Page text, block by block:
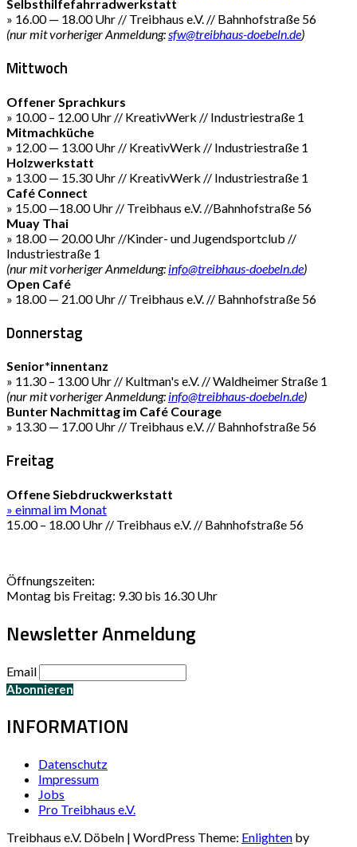
Selbsthilfefahrradwerkstatt
» 16.00 — 18.00 Uhr // Treibhaus e.V. // Bahnhofstraße 56
(nur mit vorheriger Anmeldung:sfw@treibhaus-doebeln.de)
Mittwoch
Offener Sprachkurs
» 10.00 – 12.00 Uhr // KreativWerk // Industriestraße 1
Mitmachküche
» 12.00 — 13.00 Uhr // KreativWerk // Industriestraße 1
Holzwerkstatt
» 13.00 — 15.30 Uhr // KreativWerk // Industriestraße 1
Café Connect
» 15.00 —18.00 Uhr // Treibhaus e.V. //Bahnhofstraße 56
Muay Thai
» 18.00 — 20.00 Uhr //Kinder- und Jugendsportclub //
Industriestraße 1
(nur mit vorheriger Anmeldung: info@treibhaus-doebeln.de)
Open Café
» 18.00 — 21.00 Uhr // Treibhaus e.V. // Bahnhofstraße 56
Donnerstag
Senior*innentanz
» 11.30 – 13.00 Uhr // Kultman's e.V. // Waldheimer Straße 1
(nur mit vorheriger Anmeldung: info@treibhaus-doebeln.de)
Bunter Nachmittag im Café Courage
» 13.30 — 17.00 Uhr // Treibhaus e.V. // Bahnhofstraße 56
Freitag
Offene Siebdruckwerkstatt
» einmal im Monat
15.00 – 18.00 Uhr // Treibhaus e.V. // Bahnhofstraße 56
Öffnungszeiten:
Montag bis Freitag: 9.30 bis 16.30 Uhr
Newsletter Anmeldung
Email
INFORMATION
Datenschutz
Impressum
Jobs
Pro Treibhaus e.V.
Treibhaus e.V. Döbeln | WordPress Theme: Enlighten by